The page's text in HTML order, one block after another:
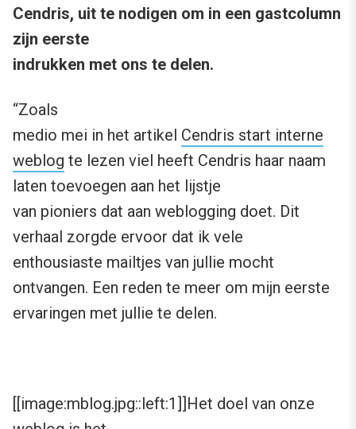
Cendris, uit te nodigen om in een gastcolumn
zijn eerste
indrukken met ons te delen.
“Zoals
medio mei in het artikel Cendris start interne
weblog te lezen viel heeft Cendris haar naam
laten toevoegen aan het lijstje
van pioniers dat aan weblogging doet. Dit
verhaal zorgde ervoor dat ik vele
enthousiaste mailtjes van jullie mocht
ontvangen. Een reden te meer om mijn eerste
ervaringen met jullie te delen.
[[image:mblog.jpg::left:1]]Het doel van onze